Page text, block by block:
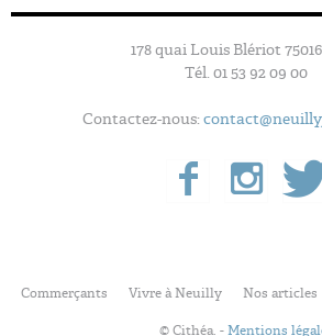
178 quai Louis Blériot
Tél. 01 53 92 09 00
Contactez-nous:
Commerçants Vivre à Neuilly Nos articles
© Cithéa. -Mentions